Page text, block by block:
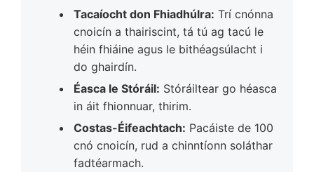
Tacaíocht don Fhiadhúlra: Trí cnónna
cnoicín a thairiscint, tá tú ag tacú le
héin fhiáine agus le bithéagsúlacht i
do ghairdín.
Éasca le Stóráil: Stóráiltear go héasca
in áit fhionnuar, thirim.
Costas-Éifeachtach: Pacáiste de 100
cnó cnoicín, rud a chinntíonn soláthar
fadtéarmach.